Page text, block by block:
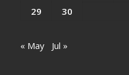
29
30
« May Jul »